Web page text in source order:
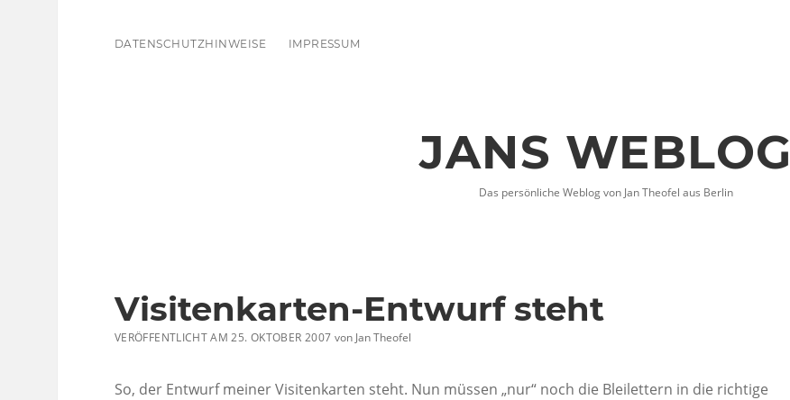
DATENSCHUTZHINWEISE IMPRESSUM
JANS WEBLOG
Das persönliche Weblog von Jan Theofel aus Berlin
Visitenkarten-Entwurf steht
VERÖFFENTLICHT AM 25. OKTOBER 2007 vonJan Theofel
So, der Entwurf meiner Visitenkarten steht. Nun müssen „nur“ noch die Bleilettern in die richtige